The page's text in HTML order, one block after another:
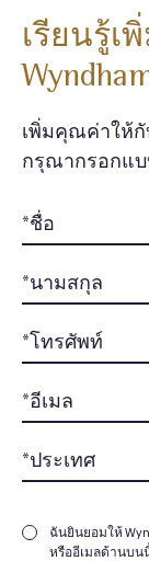
เรียนรู้เ
เพิ่มคุณค่าให้กั
กรุณากรอกแ
ฉันยินยอมให้
หรืออีเมลด้านบน